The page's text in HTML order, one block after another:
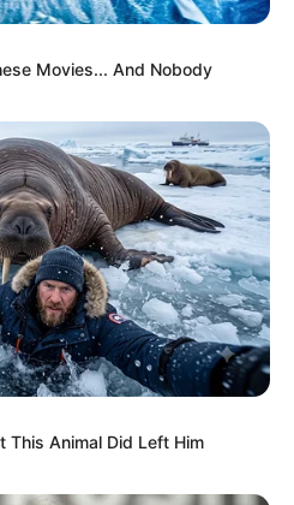
Movies... And Nobody
This Animal Did Left Him